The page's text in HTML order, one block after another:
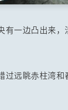
一边凸出来
远眺赤柱湾和